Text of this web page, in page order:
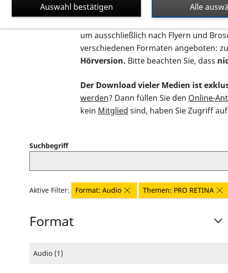
Auf dieser Seite finden Sie sämtliches
um ausschließlich nach Flyern und
verschiedenen Formaten angeboten:
Hörversion. Bitte beachten Sie, dass
Der Download vieler Medien ist
werden? Dann füllen Sie den Online-
kein Mitglied sind, haben Sie Zugriff
Suchbegriff
Aktive Filter: Format: Audio Themen: PRO RETINA
Format
Audio (1)
Alle
Auswahl bestätigen